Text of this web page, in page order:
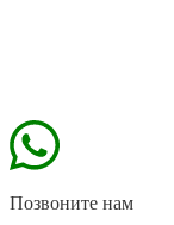
Позвоните нам